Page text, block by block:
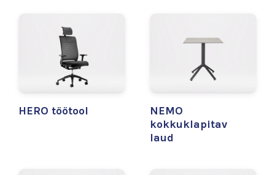
HERO töötool
NEMO
kokkuklapitav
laud